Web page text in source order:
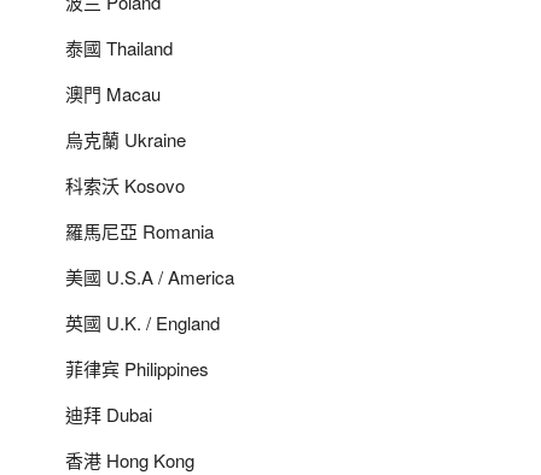
泰國 Thailand
澳門 Macau
烏克蘭 Ukraine
科索沃 Kosovo
羅馬尼亞 Romania
美國 U.S.A / America
英國 U.K. / England
菲律宾 Philippines
迪拜 Dubai
香港 Hong Kong